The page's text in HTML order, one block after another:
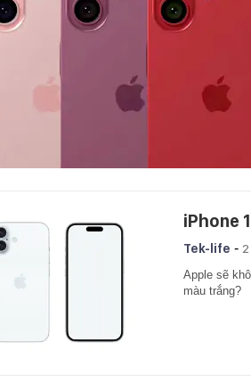
iPhone
Tek-life -
Apple sẽ
màu trắng?